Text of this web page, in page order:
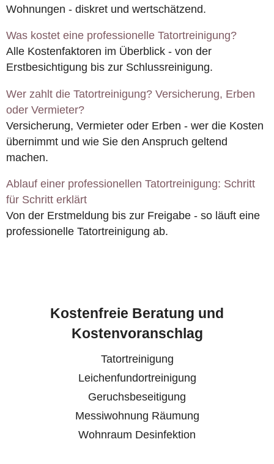
Wohnungen - diskret und wertschätzend.
Was kostet eine professionelle Tatortreinigung?
Alle Kostenfaktoren im Überblick - von der
Erstbesichtigung bis zur Schlussreinigung.
Wer zahlt die Tatortreinigung? Versicherung, Erben
oder Vermieter?
Versicherung, Vermieter oder Erben - wer die Kosten
übernimmt und wie Sie den Anspruch geltend
machen.
Ablauf einer professionellen Tatortreinigung: Schritt
für Schritt erklärt
Von der Erstmeldung bis zur Freigabe - so läuft eine
professionelle Tatortreinigung ab.
Kostenfreie Beratung und
Kostenvoranschlag
Tatortreinigung
Leichenfundortreinigung
Geruchsbeseitigung
Messiwohnung Räumung
Wohnraum Desinfektion